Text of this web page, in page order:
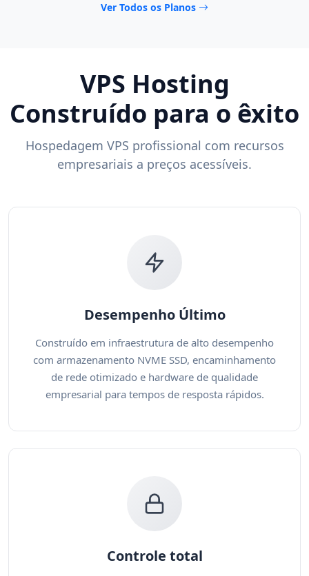
Ver Todos os Planos
VPS Hosting
Construído para o êxito
Hospedagem VPS profissional com recursos
empresariais a preços acessíveis.
Desempenho Último
Construído em infraestrutura de alto desempenho
com armazenamento NVME SSD, encaminhamento
de rede otimizado e hardware de qualidade
empresarial para tempos de resposta rápidos.
Controle total